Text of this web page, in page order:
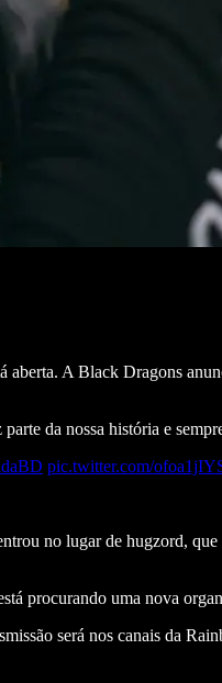
A Black Dragons
da nossa história e
pic.twitter.com/
no lugar de hugzord,
procurando uma nova
será nos canais da